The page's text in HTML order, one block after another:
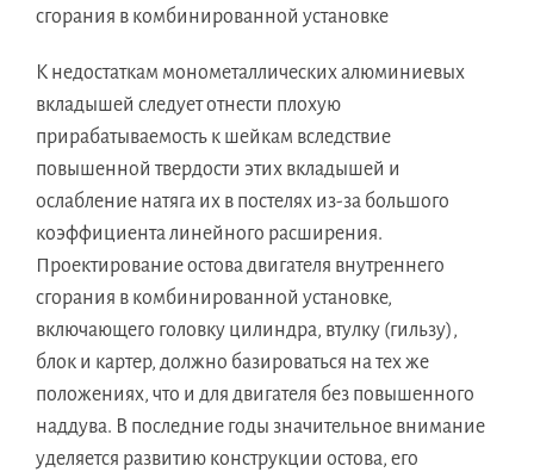
сгорания в комбинированной установке
К недостаткам монометаллических алюминиевых
вкладышей следует отнести плохую
прирабатываемость к шейкам вследствие
повышенной твердости этих вкладышей и
ослабление натяга их в постелях из-за большого
коэффициента линейного расширения.
Проектирование остова двигателя внутреннего
сгорания в комбинированной установке,
включающего головку цилиндра, втулку (гильзу),
блок и картер, должно базироваться на тех же
положениях, что и для двигателя без повышенного
наддува. В последние годы значительное внимание
уделяется развитию конструкции остова, его